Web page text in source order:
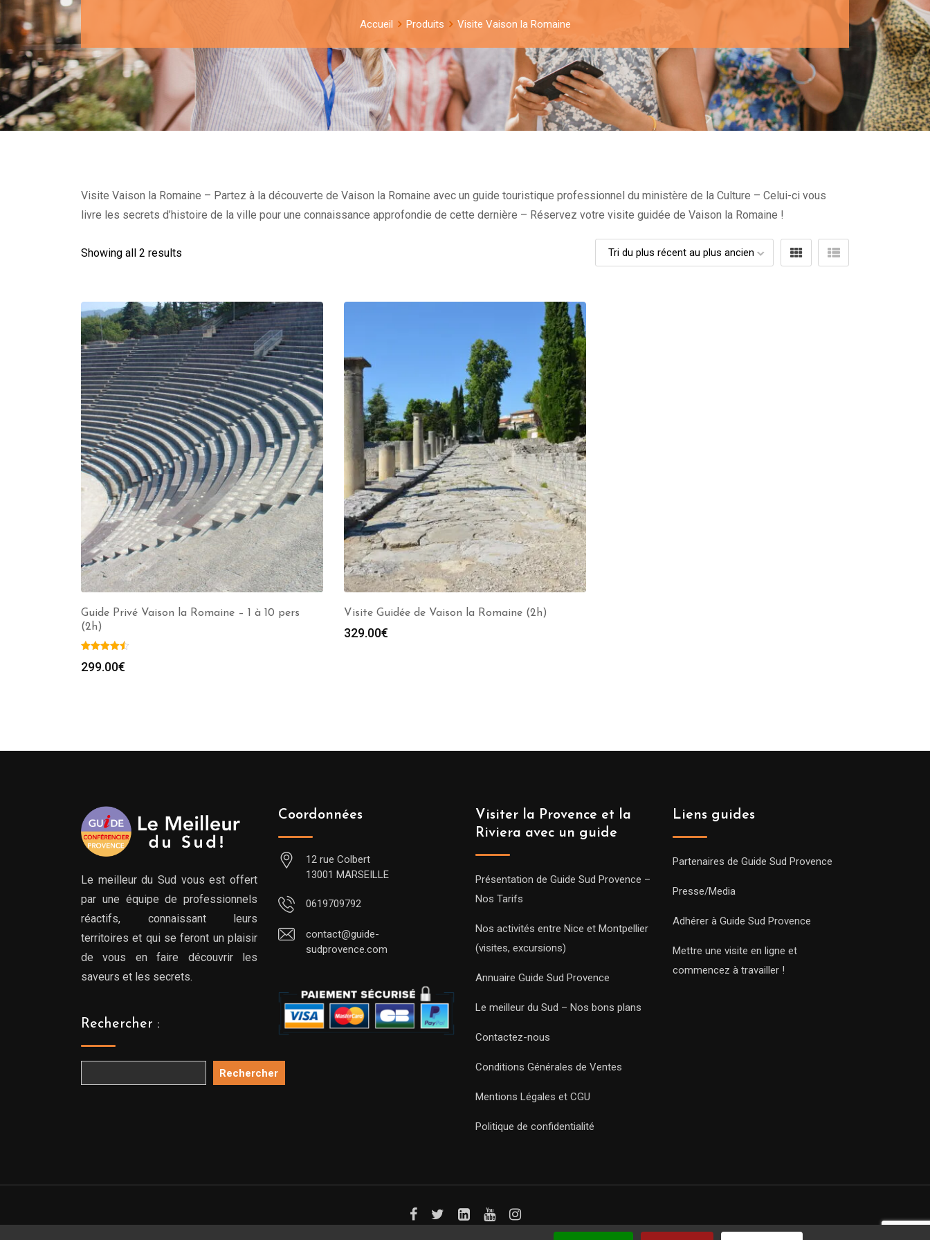
Accueil Produits Visite Vaison la Romaine
Visite Vaison la Romaine – Partez à la découverte de Vaison la Romaine avec un guide touristique professionnel du ministère de la Culture – Celui-ci vous
livre les secrets d’histoire de la ville pour une connaissance approfondie de cette dernière – Réservez votre visite guidée de Vaison la Romaine !
Showing all 2 results
Guide Privé Vaison la Romaine – 1 à 10 pers
(2h)
299.00€
Visite Guidée de Vaison la Romaine (2h)
329.00€
Le meilleur du Sud vous est offert
par une équipe de professionnels
réactifs, connaissant leurs
territoires et qui se feront un plaisir
de vous en faire découvrir les
saveurs et les secrets.
Rechercher :
Rechercher
Coordonnées
12 rue Colbert
13001 MARSEILLE
0619709792
contact@guide-
sudprovence.com
Visiter la Provence et la
Riviera avec un guide
Présentation de Guide Sud Provence –
Nos Tarifs
Nos activités entre Nice et Montpellier
(visites, excursions)
Annuaire Guide Sud Provence
Le meilleur du Sud – Nos bons plans
Contactez-nous
Conditions Générales de Ventes
Mentions Légales et CGU
Politique de confidentialité
Liens guides
Partenaires de Guide Sud Provence
Presse/Media
Adhérer à Guide Sud Provence
Mettre une visite en ligne et
commencez à travailler !